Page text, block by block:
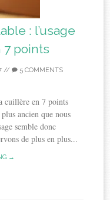
: l’usage
points
// 5 COMMENTS
cuillère en 7 points
ancien que nous
semble donc
de plus en plus...
→